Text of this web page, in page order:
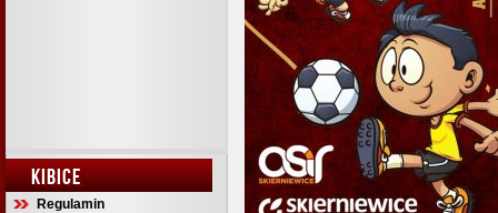
KIBICE
Regulamin